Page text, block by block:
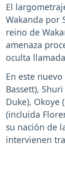
El
Wakanda por
reino de
amenaza
oculta
En este
Bassett),
Duke), Okoye
(incluida
su nación de
intervienen